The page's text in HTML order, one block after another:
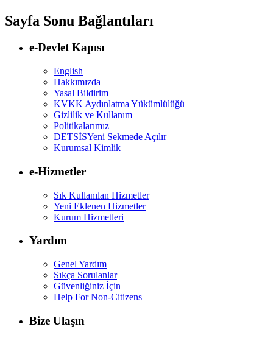
Sayfa Sonu Bağlantıları
e-Devlet Kapısı
English
Hakkımızda
Yasal Bildirim
KVKK Aydınlatma Yükümlülüğü
Gizlilik ve Kullanım
Politikalarımız
DETSİSYeni Sekmede Açılır
Kurumsal Kimlik
e-Hizmetler
Sık Kullanılan Hizmetler
Yeni Eklenen Hizmetler
Kurum Hizmetleri
Yardım
Genel Yardım
Sıkça Sorulanlar
Güvenliğiniz İçin
Help For Non-Citizens
Bize Ulaşın